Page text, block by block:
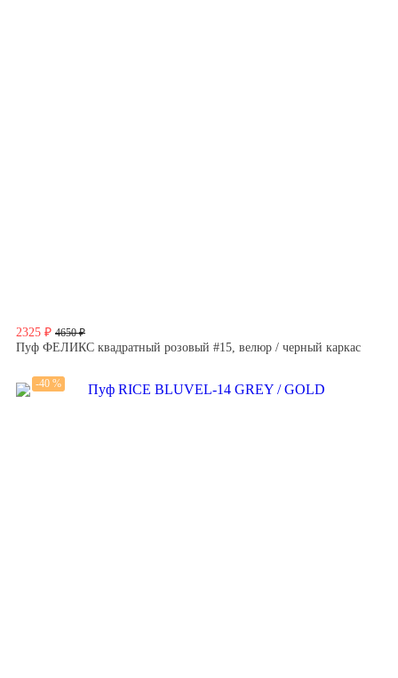
2325 ₽ 4650 ₽
Пуф ФЕЛИКС квадратный розовый #15, велюр / черный каркас
-40 %